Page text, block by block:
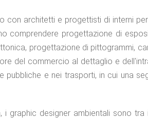
con architetti e progettisti di interni
comprendere progettazione di
progettazione di pittogrammi,
del commercio al dettaglio e
pubbliche e nei trasporti, in cui una
i graphic designer ambientali sono